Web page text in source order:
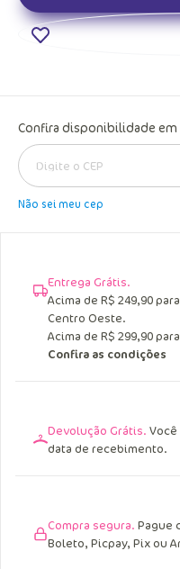
Confira disponibilidade
Não sei meu cep
Entrega Grátis.
Acima de R$ 249,90
Centro Oeste.
Acima de R$ 299,90
Confira as condições
Devolução Grátis.
data de recebimento.
Compra segura. Pague
Boleto, Picpay, Pix ou